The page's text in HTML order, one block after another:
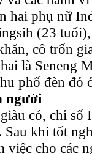
hai phụ nữ
(23
cô trốn
là Seneng
phố đèn đỏ
người
có, chỉ số
khi tốt
cho các